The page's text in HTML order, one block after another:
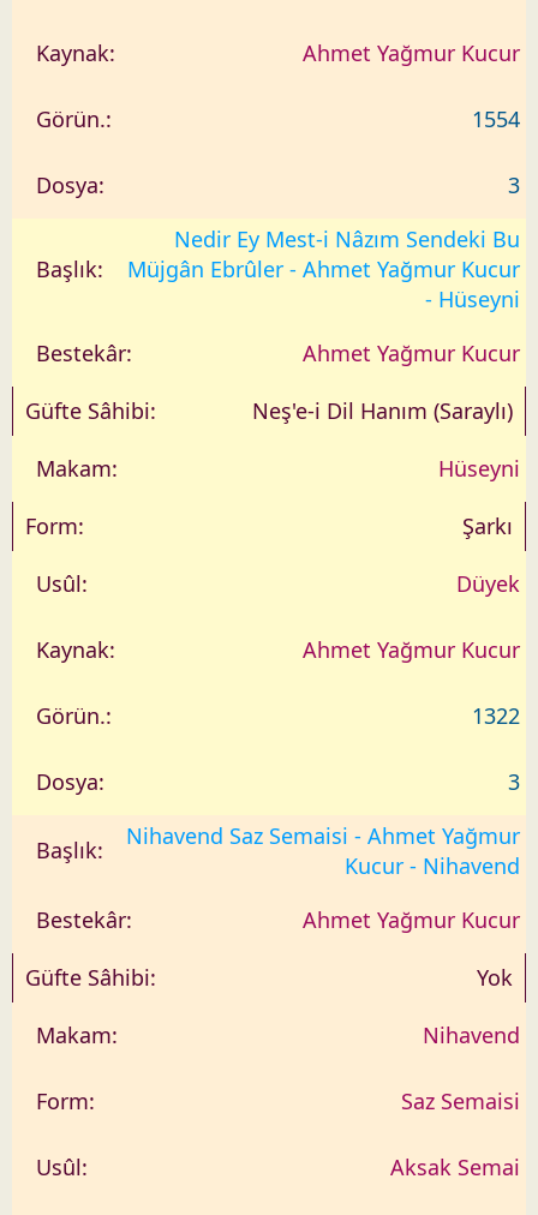
Ahmet Yağmur Kucur
1554
3
Nedir Ey Mest-i Nâzım Sendeki Bu
Müjgân Ebrûler - Ahmet Yağmur Kucur
- Hüseyni
Ahmet Yağmur Kucur
Neş'e-i Dil Hanım (Saraylı)
Hüseyni
Şarkı
Düyek
Ahmet Yağmur Kucur
1322
3
Nihavend Saz Semaisi - Ahmet Yağmur
Kucur - Nihavend
Ahmet Yağmur Kucur
Yok
Nihavend
Saz Semaisi
Aksak Semai